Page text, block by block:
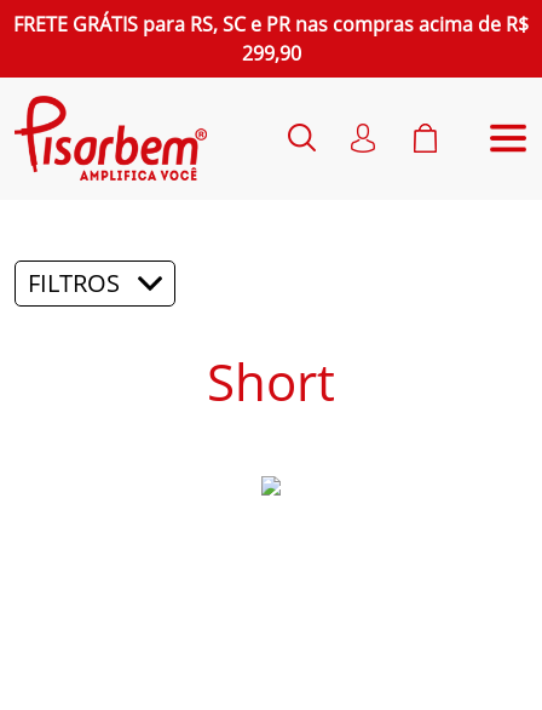
FRETE GRÁTIS para RS, SC e PRnas compras acima de R$
299,90
FILTROS
Short